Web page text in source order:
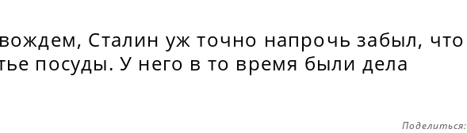
Сталин уж точно напрочь забыл, что
посуды. У него в то время были дела
Поделиться: